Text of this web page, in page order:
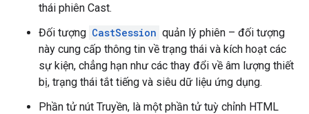
thái phiên Cast.
Đối tượng CastSession quản lý phiên – đối tượng
này cung cấp thông tin về trạng thái và kích hoạt các
sự kiện, chẳng hạn như các thay đổi về âm lượng thiết
bị, trạng thái tắt tiếng và siêu dữ liệu ứng dụng.
Phần tử nút Truyền, là một phần tử tuỳ chỉnh HTML